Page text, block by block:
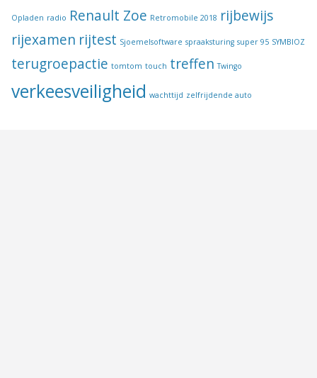
Opladen radio Renault Zoe Retromobile 2018 rijbewijs
rijexamen rijtest Sjoemelsoftware spraaksturing super 95 SYMBIOZ
terugroepactie tomtom touch treffen Twingo
verkeesveiligheid wachttijd zelfrijdende auto